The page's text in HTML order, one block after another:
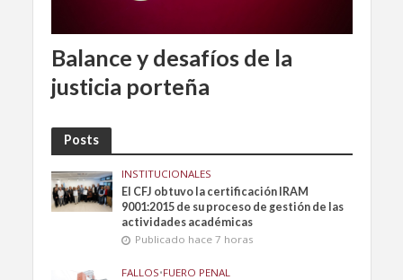
Balance y desafíos de la
justicia porteña
Posts
INSTITUCIONALES
El CFJ obtuvo la certificación IRAM
9001:2015 de su proceso de gestión de las
actividades académicas
Publicado hace 7 horas
FALLOS•FUERO PENAL